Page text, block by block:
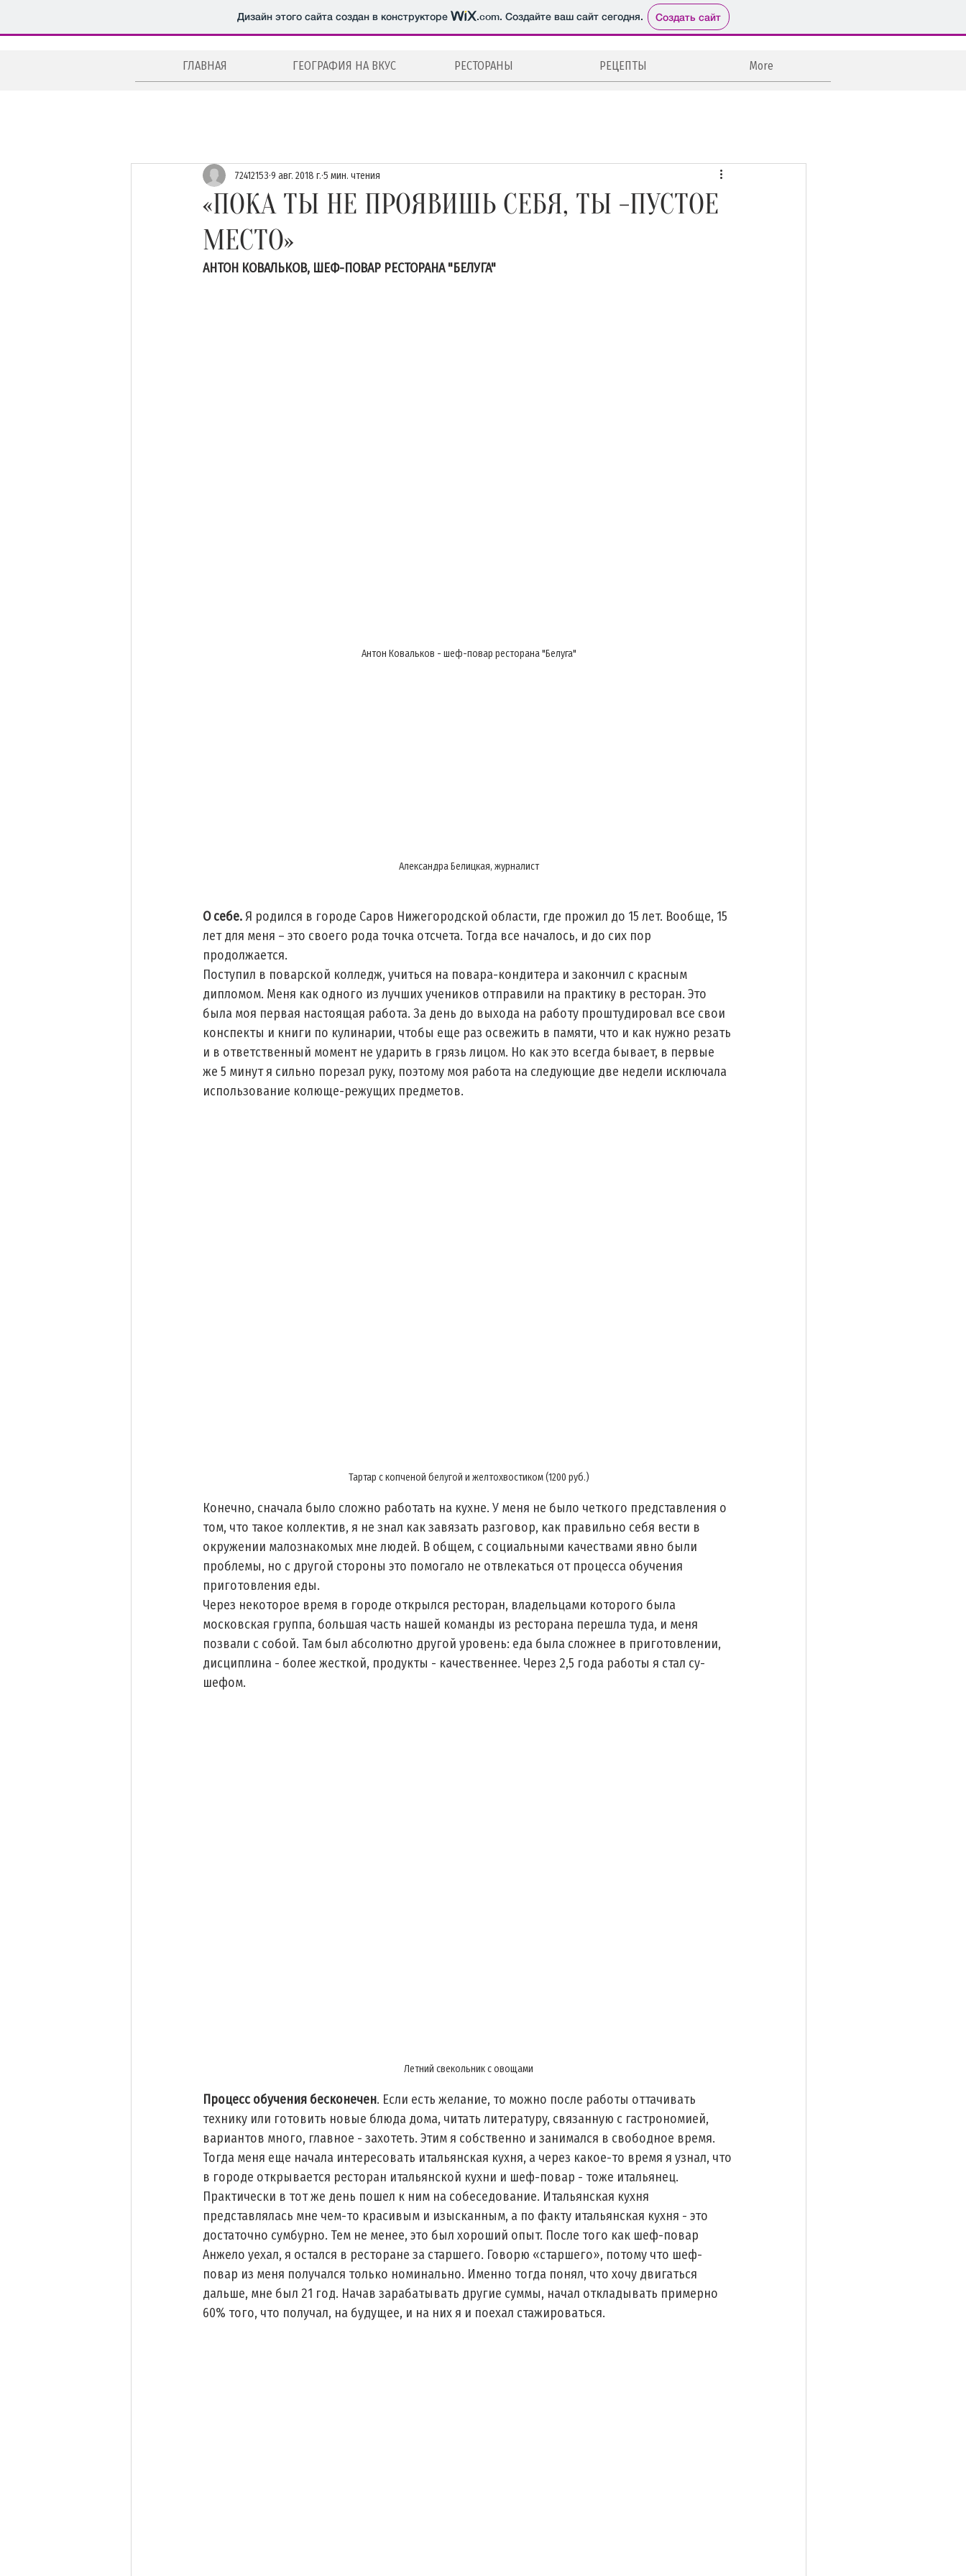
Дизайн этого сайта создан в конструкторе .com. Создайте ваш сайт сегодня. Создать сайт
ГЛАВНАЯ ГЕОГРАФИЯ НА ВКУС РЕСТОРАНЫ РЕЦЕПТЫ More
Авторская колонка Эстония Москва
Салаты, закуски Интервью
«ПОКА ТЫ НЕ ПРОЯВИШЬ СЕБЯ, ТЫ -ПУСТОЕ
МЕСТО»
72412153 9 авг. 2018 г. 5 мин. чтения
АНТОН КОВАЛЬКОВ, ШЕФ-ПОВАР РЕСТОРАНА "БЕЛУГА"
Антон Ковальков - шеф-повар ресторана "Белуга"
Александра Белицкая, журналист
О себе. Я родился в городе Саров Нижегородской области, где прожил до 15 лет. Вообще, 15
лет для меня – это своего рода точка отсчета. Тогда все началось, и до сих пор
продолжается.
Поступил в поварской колледж, учиться на повара-кондитера и закончил с красным
дипломом. Меня как одного из лучших учеников отправили на практику в ресторан. Это
была моя первая настоящая работа. За день до выхода на работу проштудировал все свои
конспекты и книги по кулинарии, чтобы еще раз освежить в памяти, что и как нужно резать
и в ответственный момент не ударить в грязь лицом. Но как это всегда бывает, в первые
же 5 минут я сильно порезал руку, поэтому моя работа на следующие две недели исключала
использование колюще-режущих предметов.
Тартар с копченой белугой и желтохвостиком (1200 руб.)
Конечно, сначала было сложно работать на кухне. У меня не было четкого представления о
том, что такое коллектив, я не знал как завязать разговор, как правильно себя вести в
окружении малознакомых мне людей. В общем, с социальными качествами явно были
проблемы, но с другой стороны это помогало не отвлекаться от процесса обучения
приготовления еды.
Через некоторое время в городе открылся ресторан, владельцами которого была
московская группа, большая часть нашей команды из ресторана перешла туда, и меня
позвали с собой. Там был абсолютно другой уровень: еда была сложнее в приготовлении,
дисциплина - более жесткой, продукты - качественнее. Через 2,5 года работы я стал су-
шефом.
Летний свекольник с овощами
Процесс обучения бесконечен. Если есть желание, то можно после работы оттачивать
технику или готовить новые блюда дома, читать литературу, связанную с гастрономией,
вариантов много, главное - захотеть. Этим я собственно и занимался в свободное время.
Тогда меня еще начала интересовать итальянская кухня, а через какое-то время я узнал, что
в городе открывается ресторан итальянской кухни и шеф-повар - тоже итальянец.
Практически в тот же день пошел к ним на собеседование. Итальянская кухня
представлялась мне чем-то красивым и изысканным, а по факту итальянская кухня - это
достаточно сумбурно. Тем не менее, это был хороший опыт. После того как шеф-повар
Анжело уехал, я остался в ресторане за старшего. Говорю «старшего», потому что шеф-
повар из меня получался только номинально. Именно тогда понял, что хочу двигаться
дальше, мне был 21 год. Начав зарабатывать другие суммы, начал откладывать примерно
60% того, что получал, на будущее, и на них я и поехал стажироваться.